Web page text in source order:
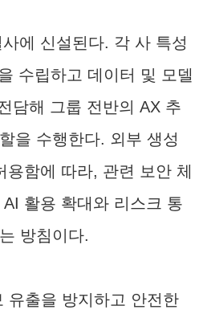
에 신설된다. 각 사 특성
수립하고 데이터 및 모델
담해 그룹 전반의 AX 추
을 수행한다. 외부 생성
함에 따라, 관련 보안 체
활용 확대와 리스크 통
방침이다.
유출을 방지하고 안전한